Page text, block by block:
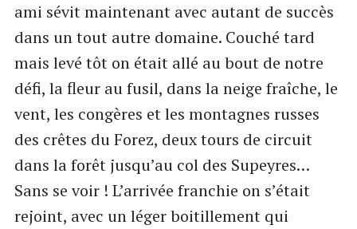
ami sévit maintenant avec autant de succès
dans un tout autre domaine. Couché tard
mais levé tôt on était allé au bout de notre
défi, la fleur au fusil, dans la neige fraîche, le
vent, les congères et les montagnes russes
des crêtes du Forez, deux tours de circuit
dans la forêt jusqu’au col des Supeyres…
Sans se voir ! L’arrivée franchie on s’était
rejoint, avec un léger boitillement qui